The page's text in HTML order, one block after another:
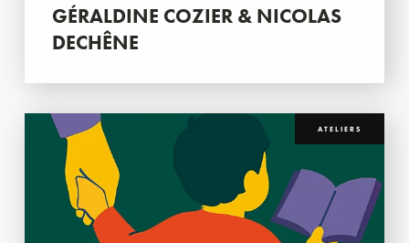
GÉRALDINE COZIER & NICOLAS
DECHÊNE
ATELIERS